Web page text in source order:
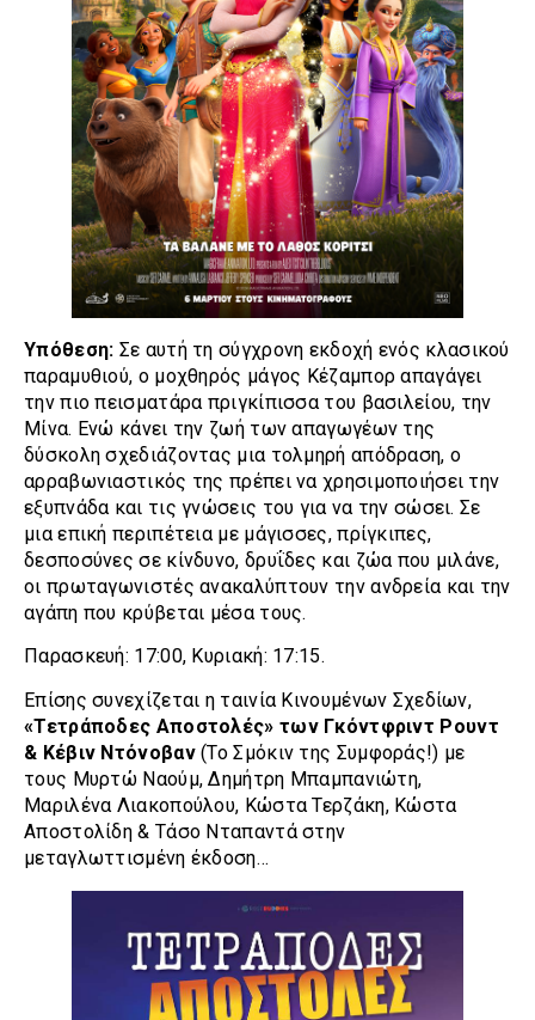
Υπόθεση: Σε αυτή τη σύγχρονη εκδοχή ενός κλασικού
παραμυθιού, ο μοχθηρός μάγος Κέζαμπορ απαγάγει
την πιο πεισματάρα πριγκίπισσα του βασιλείου, την
Μίνα. Ενώ κάνει την ζωή των απαγωγέων της
δύσκολη σχεδιάζοντας μια τολμηρή απόδραση, ο
αρραβωνιαστικός της πρέπει να χρησιμοποιήσει την
εξυπνάδα και τις γνώσεις του για να την σώσει. Σε
μια επική περιπέτεια με μάγισσες, πρίγκιπες,
δεσποσύνες σε κίνδυνο, δρυΐδες και ζώα που μιλάνε,
οι πρωταγωνιστές ανακαλύπτουν την ανδρεία και την
αγάπη που κρύβεται μέσα τους.
Παρασκευή: 17:00, Κυριακή: 17:15.
Επίσης συνεχίζεται η ταινία Κινουμένων Σχεδίων,
«Τετράποδες Αποστολές» των Γκόντφριντ Ρουντ
& Κέβιν Ντόνοβαν(Το Σμόκιν της Συμφοράς!) με
τους Μυρτώ Ναούμ, Δημήτρη Μπαμπανιώτη,
Μαριλένα Λιακοπούλου, Κώστα Τερζάκη, Κώστα
Αποστολίδη & Τάσο Νταπαντά στην
μεταγλωττισμένη έκδοση…